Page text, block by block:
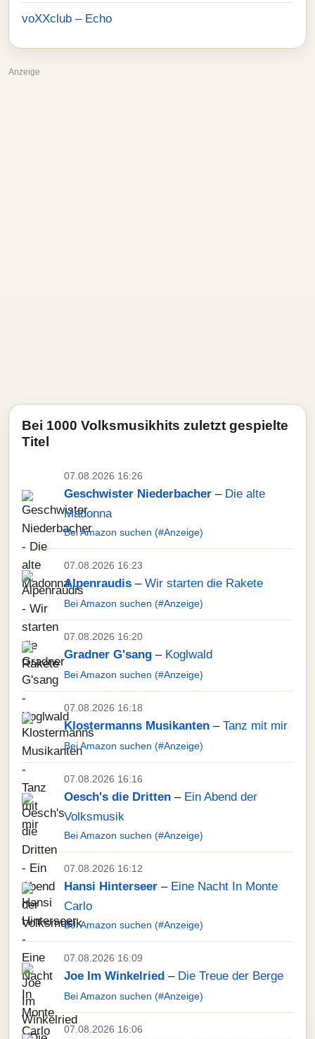
voXXclub – Echo
Anzeige
Bei 1000 Volksmusikhits zuletzt gespielte
Titel
07.08.2026 16:26
Geschwister Niederbacher – Die alte
Madonna
Bei Amazon suchen (#Anzeige)
07.08.2026 16:23
Alpenraudis – Wir starten die Rakete
Bei Amazon suchen (#Anzeige)
07.08.2026 16:20
Gradner G'sang – Koglwald
Bei Amazon suchen (#Anzeige)
07.08.2026 16:18
Klostermanns Musikanten – Tanz mit mir
Bei Amazon suchen (#Anzeige)
07.08.2026 16:16
Oesch's die Dritten – Ein Abend der
Volksmusik
Bei Amazon suchen (#Anzeige)
07.08.2026 16:12
Hansi Hinterseer – Eine Nacht In Monte
Carlo
Bei Amazon suchen (#Anzeige)
07.08.2026 16:09
Joe Im Winkelried – Die Treue der Berge
Bei Amazon suchen (#Anzeige)
07.08.2026 16:06